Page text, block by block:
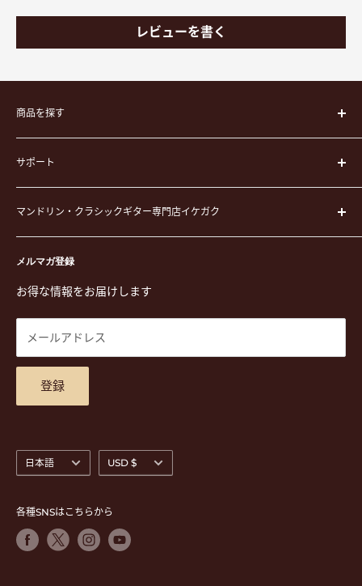
レビューを書く
商品を探す
楽器
楽器ケース
弦
ピック
演奏用品
ステーショナリー&アクセサリー
楽譜
チケット
楽器レンタル
サポート
運営会社
イケガクについて
お買い物ガイド
特定商取引法に基づく表示
プライバシーポリシー
商品検索
お問合せ
アクセスマップ
メルマガ登録
お得な情報をお届けします
メールアドレス
登録
マンドリン・クラシックギター専門店イケガク
〒171-0021 東京都豊島区西池袋3-23-5 芦沢ビル2F
TEL. 03-5952-1391 / FAX. 03-5952-1392
営業時間 月-水,金,土 11:00-19:00 / 日,祝 11:00-18:00 (木曜定
休)
語
日本語
貨
USD $
各種SNSはこちらから